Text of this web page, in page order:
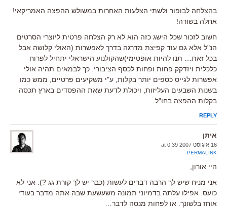
בהצלחה לבופור ולשתי הצלעות האחרות במשולש ההפצה האמריקאי!
אחלה בשורה!
חשוב לזכור שכל הישג כזה הוא לא רק הצלחה פרטית ליוצרי הסרטים
הנ"ל אלא גם עוד קפיצת מדרגה בדרך לאפשרות (האולי קלושה אבל
בכל זאת… תנו להיות אופטימי)שהקולנוע הישראלי יתחיל לפרוח
כלכלית ויזדקק פחות ופחות לכסף הציבורי. כך לבמאים תהיה אולי
אפשרות לגייס כספים יותר בקלות, ע"י משקיעים פרטיים, ממש כמו
בשנות השבעים העליזות, ויכולת לדעת שאת ההפסדים בארץ תכסה
בקלות ההפצה בחו"ל.
REPLY
איתן
16 אוגוסט 2007 at 0:39
PERMALINK
היי אורון,
אני מניח שיש לך הרבה דברים לעשות (כבר יש לך קורת גג ?). אני לא
כועס. אפילו עלתה בדמיוני תמונה משעשעת שבה אתה מדבר בעודי
אוחז בלשונך. או לפחות מנסה לדבר…